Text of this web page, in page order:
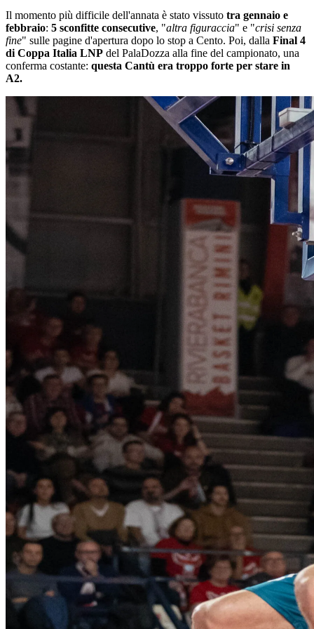
Il momento più difficile dell'annata è stato vissuto tra gennaio e
febbraio: 5 sconfitte consecutive, "altra figuraccia" e "crisi senza
fine" sulle pagine d'apertura dopo lo stop a Cento. Poi, dalla Final 4
di Coppa Italia LNP del PalaDozza alla fine del campionato, una
conferma costante: questa Cantù era troppo forte per stare in
A2.